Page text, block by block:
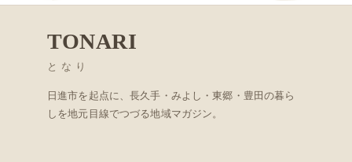
TONARI
となり
日進市を起点に、長久手・みよし・東郷・豊田の暮ら
しを地元目線でつづる地域マガジン。